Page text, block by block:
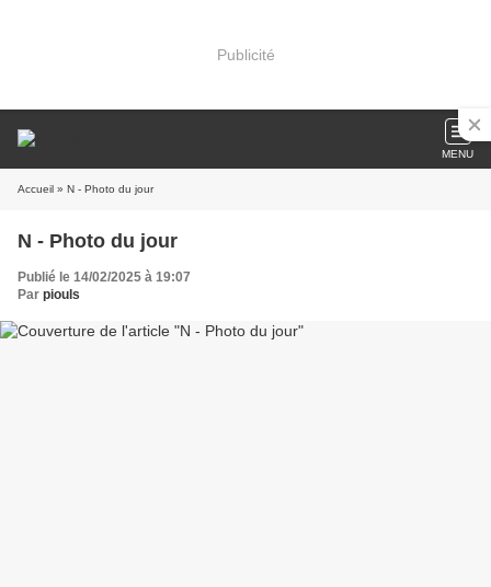
Publicité
MENU
Accueil » N - Photo du jour
N - Photo du jour
Publié le 14/02/2025 à 19:07
Par piouls